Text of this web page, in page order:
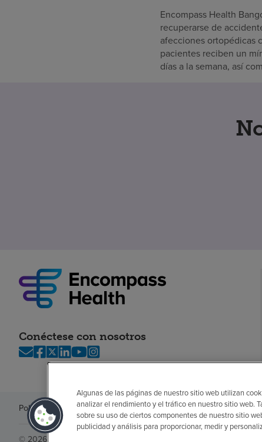
Encompass Health
recuperarse de
afecciones ortopédicas
pacientes reciben un
días a la semana, así
Conéctese con nosotros
Política de privacidadLegalSin sorpresas AccesibilidadSi no habla
Algunas de las páginas de nuestro sitio web utilizan
analizar el rendimiento y el tráfico en nuestro sitio web.
sobre su uso de ciertos componentes de nuestro sitio
publicidad y análisis para proporcionar, medir y